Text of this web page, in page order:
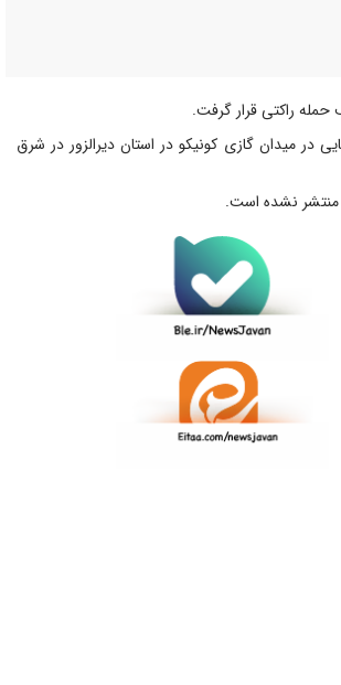
حمله راکتی قرار گرفت.
در میدان گازی کونیکو در استان دیرالزور در شرق
منتشر نشده است.